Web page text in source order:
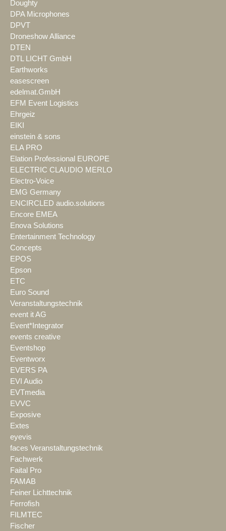
Doughty
DPA Microphones
DPVT
Droneshow Alliance
DTEN
DTL LICHT GmbH
Earthworks
easescreen
edelmat.GmbH
EFM Event Logistics
Ehrgeiz
EIKI
einstein & sons
ELA PRO
Elation Professional EUROPE
ELECTRIC CLAUDIO MERLO
Electro-Voice
EMG Germany
ENCIRCLED audio.solutions
Encore EMEA
Enova Solutions
Entertainment Technology
Concepts
EPOS
Epson
ETC
Euro Sound
Veranstaltungstechnik
event it AG
Event*Integrator
events creative
Eventshop
Eventworx
EVERS PA
EVI Audio
EVTmedia
EVVC
Exposive
Extes
eyevis
faces Veranstaltungstechnik
Fachwerk
Faital Pro
FAMAB
Feiner Lichttechnik
Ferrofish
FILMTEC
Fischer